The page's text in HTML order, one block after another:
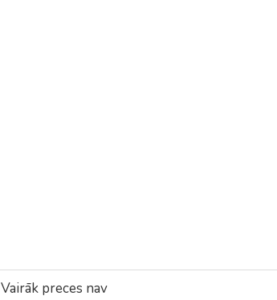
Vairāk preces nav